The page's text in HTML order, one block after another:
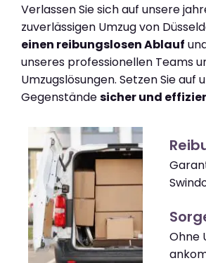
Verlassen Sie sich auf unsere
zuverlässigen Umzug von
einen reibungslosen Ablauf
unseres professionellen Teams
Umzugslösungen. Setzen Sie
Gegenständesicher und
Ohne